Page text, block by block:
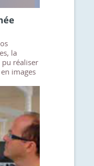
la
pu réaliser
images